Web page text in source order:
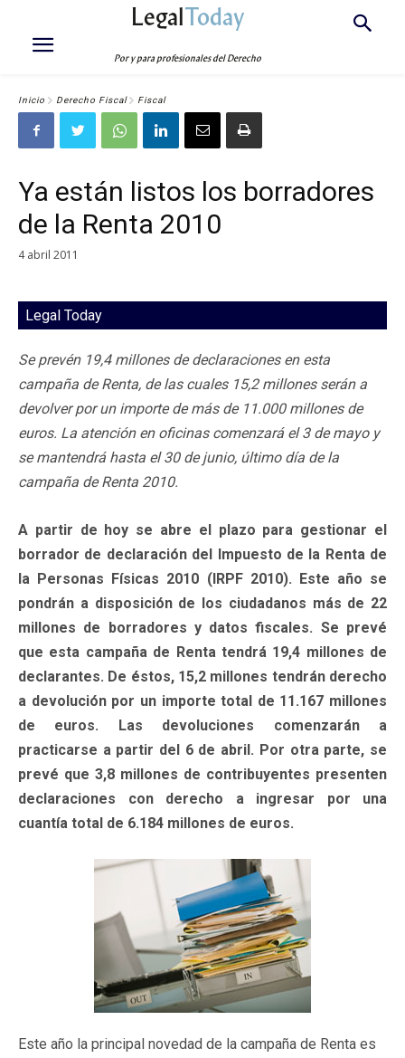
LegalToday
Por y para profesionales del Derecho
Inicio Derecho Fiscal Fiscal
Ya están listos los borradores
de la Renta 2010
4 abril 2011
Legal Today
Se prevén 19,4 millones de declaraciones en esta
campaña de Renta, de las cuales 15,2 millones serán a
devolver por un importe de más de 11.000 millones de
euros. La atención en oficinas comenzará el 3 de mayo y
se mantendrá hasta el 30 de junio, último día de la
campaña de Renta 2010.
A partir de hoy se abre el plazo para gestionar el
borrador de declaración del Impuesto de la Renta de
la Personas Físicas 2010 (IRPF 2010). Este año se
pondrán a disposición de los ciudadanos más de 22
millones de borradores y datos fiscales. Se prevé
que esta campaña de Renta tendrá 19,4 millones de
declarantes. De éstos, 15,2 millones tendrán derecho
a devolución por un importe total de 11.167 millones
de euros. Las devoluciones comenzarán a
practicarse a partir del 6 de abril. Por otra parte, se
prevé que 3,8 millones de contribuyentes presenten
declaraciones con derecho a ingresar por una
cuantía total de 6.184 millones de euros.
Este año la principal novedad de la campaña de Renta es